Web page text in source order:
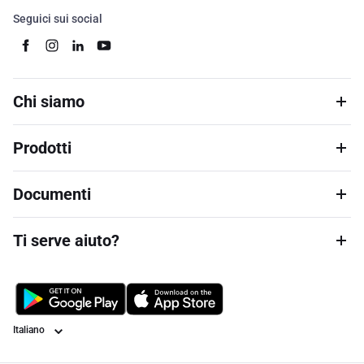
Seguici sui social
Chi siamo
Prodotti
Documenti
Ti serve aiuto?
Lingua